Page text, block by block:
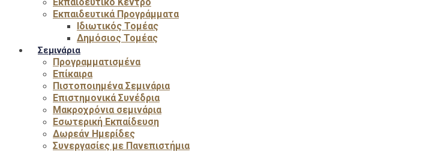
Εκπαιδευτικά Προγράμματα
Ιδιωτικός Τομέας
Δημόσιος Τομέας
Σεμινάρια
Προγραμματισμένα
Επίκαιρα
Πιστοποιημένα Σεμινάρια
Επιστημονικά Συνέδρια
Μακροχρόνια σεμινάρια
Εσωτερική Εκπαίδευση
Δωρεάν Ημερίδες
Συνεργασίες με Πανεπιστήμια